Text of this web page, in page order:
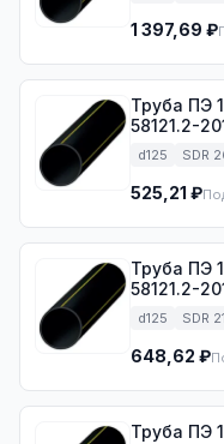
1 397,69 ₽
Труба ПЭ
58121.2-
d125 SDR
525,21 ₽
Труба ПЭ
58121.2-
d125 SDR 21
648,62 ₽
Труба ПЭ